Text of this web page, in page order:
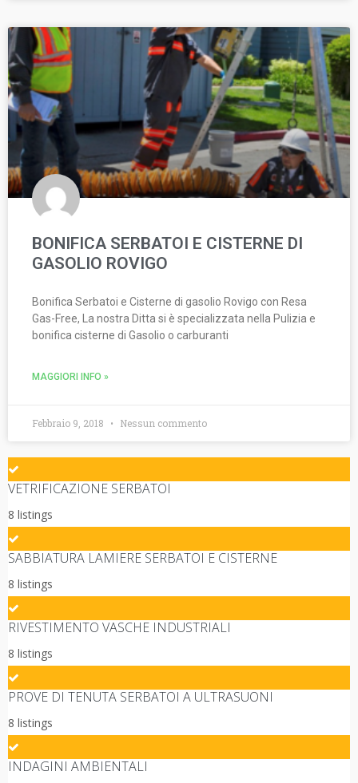
BONIFICA SERBATOI E CISTERNE DI
GASOLIO ROVIGO
Bonifica Serbatoi e Cisterne di gasolio Rovigo con Resa
Gas-Free, La nostra Ditta si è specializzata nella Pulizia e
bonifica cisterne di Gasolio o carburanti
MAGGIORI INFO »
Febbraio 9, 2018 Nessun commento
VETRIFICAZIONE SERBATOI
8 listings
SABBIATURA LAMIERE SERBATOI E CISTERNE
8 listings
RIVESTIMENTO VASCHE INDUSTRIALI
8 listings
PROVE DI TENUTA SERBATOI A ULTRASUONI
8 listings
INDAGINI AMBIENTALI